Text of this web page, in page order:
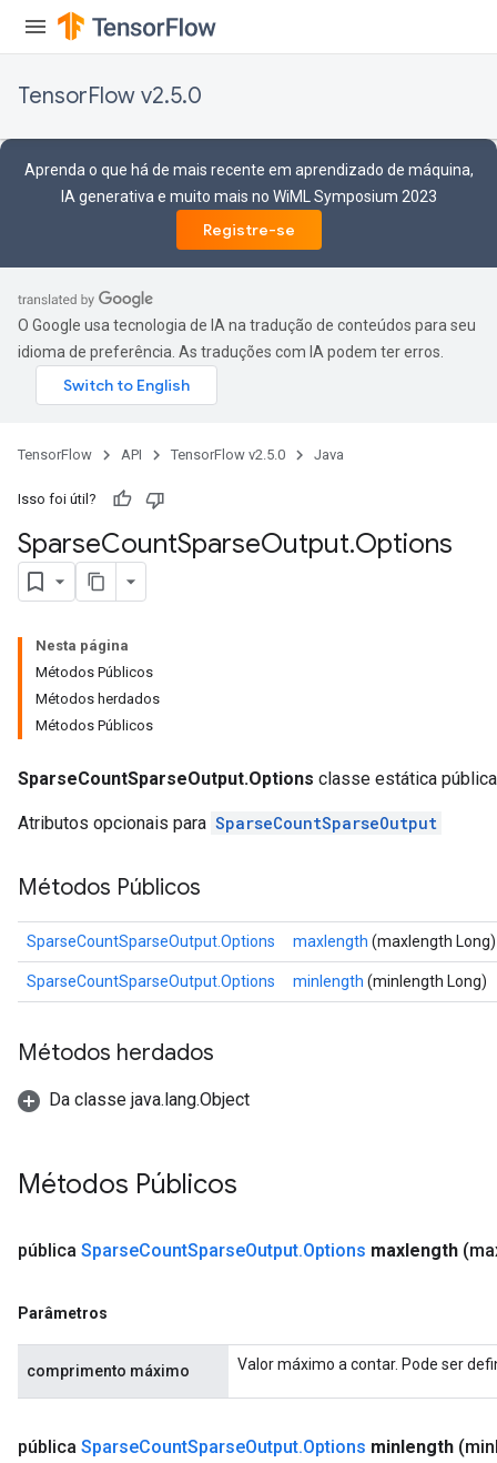
TensorFlow v2.5.0
Aprenda o que há de mais recente em aprendizado de máquina,
IA generativa e muito mais no WiML Symposium 2023
Registre-se
O Google usa tecnologia de IA na tradução de conteúdos para seu
idioma de preferência. As traduções com IA podem ter erros.
TensorFlow API TensorFlow v2.5.0 Java
Isso foi útil?
SparseCountSparseOutput.Options
Nesta página
Métodos Públicos
Métodos herdados
Métodos Públicos
SparseCountSparseOutput.Options classe estática pública
Atributos opcionais para SparseCountSparseOutput
Métodos Públicos
SparseCountSparseOutput.Options maxlength (maxlength Long)
SparseCountSparseOutput.Options minlength (minlength Long)
Métodos herdados
Da classe java.lang.Object
Métodos Públicos
pública SparseCountSparseOutput.Options maxlength
Parâmetros
comprimento máximo Valor máximo a contar. Pode ser
pública SparseCountSparseOutput.Options minlength